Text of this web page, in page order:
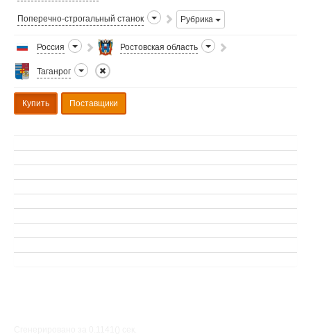
Поперечно-строгальный станок Рубрика
Россия Ростовская область
Таганрог
Купить Поставщики